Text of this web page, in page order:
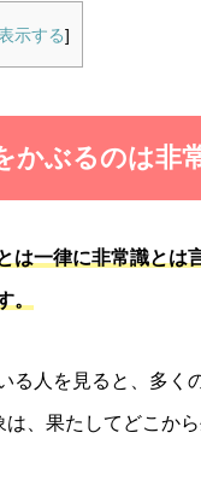
示する]
かぶるのは非
は一律に非常識とは
。
る人を見ると、多く
は、果たしてどこか